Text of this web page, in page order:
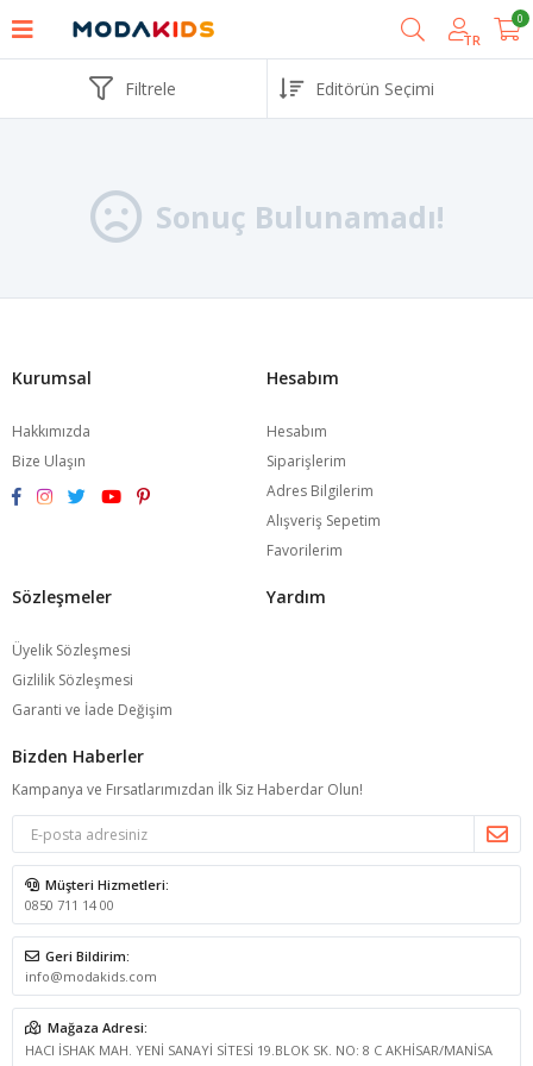
TR
0
Filtrele
Sonuç Bulunamadı!
Kurumsal
Hakkımızda
Bize Ulaşın
Hesabım
Hesabım
Siparişlerim
Adres Bilgilerim
Alışveriş Sepetim
Favorilerim
Sözleşmeler
Üyelik Sözleşmesi
Gizlilik Sözleşmesi
Garanti ve İade Değişim
Yardım
Bizden Haberler
Kampanya ve Fırsatlarımızdan İlk Siz Haberdar Olun!
Müşteri Hizmetleri:
0850 711 14 00
Geri Bildirim:
info@modakids.com
Mağaza Adresi:
HACI İSHAK MAH. YENİ SANAYİ SİTESİ 19.BLOK SK. NO: 8 C AKHİSAR/MANİSA